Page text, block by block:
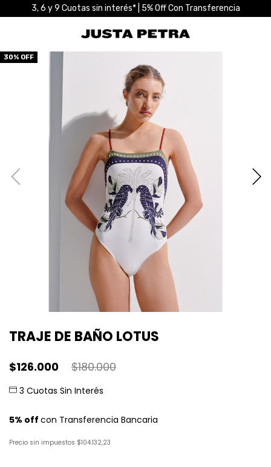
3, 6 y 9 Cuotas sin interés* | 5% Off Con Transferencia
30% OFF
TRAJE DE BAÑO LOTUS
$126.000 $180.000
Precio sin impuestos $104.132,23